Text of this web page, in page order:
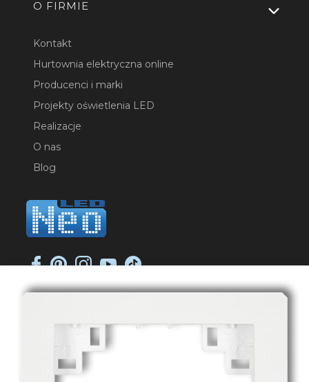
O FIRMIE
Kontakt
Hurtownia elektryczna online
Producenci i marki
Projekty oświetlenia LED
Realizacje
O nas
Blog
51-162 Wrocław
NIP: 8951925233